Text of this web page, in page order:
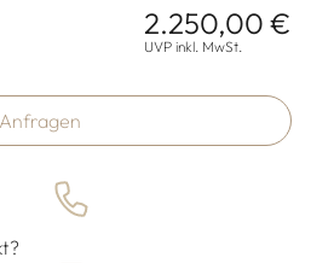
2.250,00 €
UVP inkl. MwSt.
Anfragen